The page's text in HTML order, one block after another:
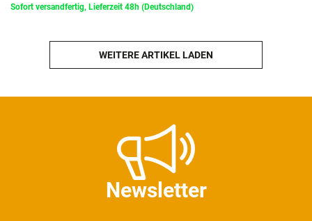
Sofort versandfertig, Lieferzeit 48h (Deutschland)
WEITERE ARTIKEL LADEN
Newsletter